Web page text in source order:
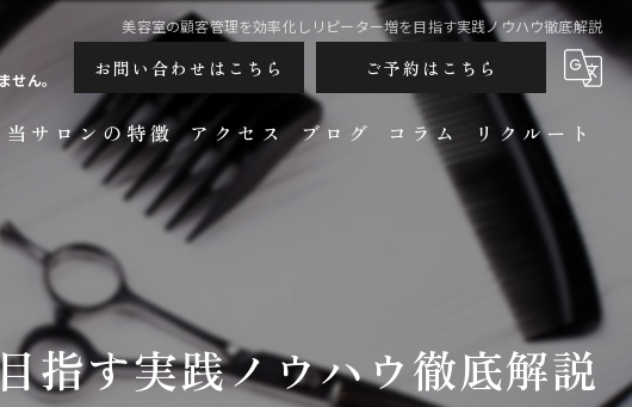
美容室の顧客管理を効率化しリピーター増を目指す実践ノウハウ徹底解説
せん。 お問い合わせはこちら ご予約はこちら
当サロンの特徴
メンズ
カラー
ビジネスカット
アクセス ブログ コラム リクルート
指す実践ノウハウ徹底解説